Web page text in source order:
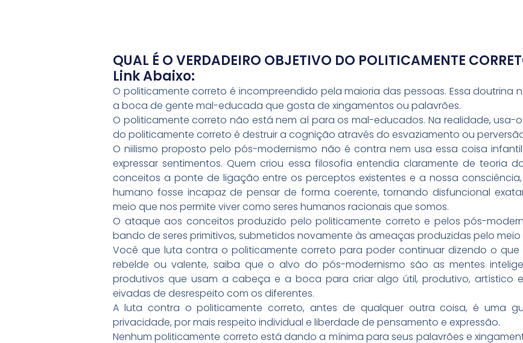
QUAL É O VERDADEIRO OBJETIVO DO POLITICAMENTE
Link Abaixo:
O politicamente correto é incompreendido pela maioria das pessoas. Essa doutrina
a boca de gente mal-educada que gosta de xingamentos ou palavrões.
O politicamente correto não está nem aí para os mal-educados. Na realidade, usa-
do politicamente correto é destruir a cognição através do esvaziamento ou
O niilismo proposto pelo pós-modernismo não é contra nem usa essa coisa
expressar sentimentos. Quem criou essa filosofia entendia claramente de teoria
conceitos a ponte de ligação entre os perceptos existentes e a nossa
humano fosse incapaz de pensar de forma coerente, tornando disfuncional
meio que nos permite viver como seres humanos racionais que somos.
O ataque aos conceitos produzido pelo politicamente correto e pelos pós-
bando de seres primitivos, submetidos novamente às ameaças produzidas pelo
Você que luta contra o politicamente correto para poder continuar dizendo o que
rebelde ou valente, saiba que o alvo do pós-modernismo são as mentes
produtivos que usam a cabeça e a boca para criar algo útil, produtivo, artístico
eivadas de desrespeito com os diferentes.
A luta contra o politicamente correto, antes de qualquer outra coisa, é uma
privacidade, por mais respeito individual e liberdade de pensamento e expressão.
Nenhum politicamente correto está dando a mínima para seus palavrões e